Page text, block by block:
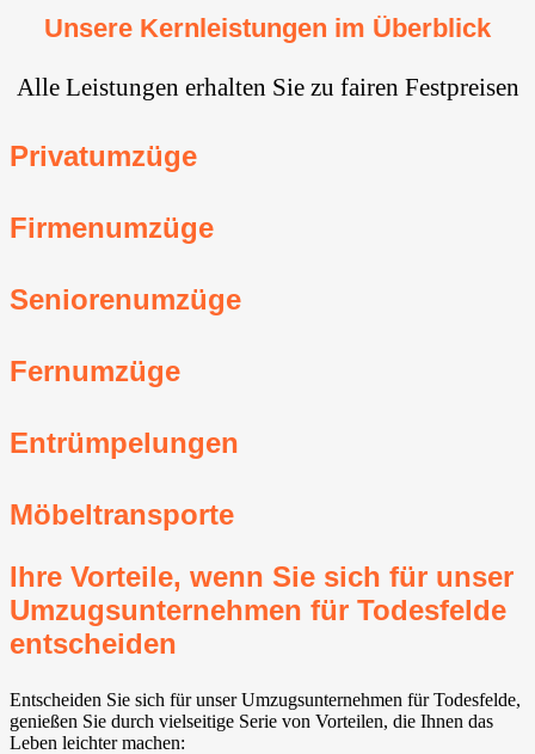
Unsere Kernleistungen im Überblick
Alle Leistungen erhalten Sie zu fairen Festpreisen
Privatumzüge
Firmenumzüge
Seniorenumzüge
Fernumzüge
Entrümpelungen
Möbeltransporte
Ihre Vorteile, wenn Sie sich für unser
Umzugsunternehmen für Todesfelde
entscheiden
Entscheiden Sie sich für unser Umzugsunternehmen für Todesfelde,
genießen Sie durch vielseitige Serie von Vorteilen, die Ihnen das
Leben leichter machen: